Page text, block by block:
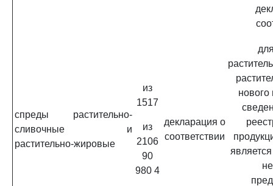
спреды растительно-
сливочные и
растительно-жировые
из
1517
из
2106
90
980 4
декларация о
соответствии
нового